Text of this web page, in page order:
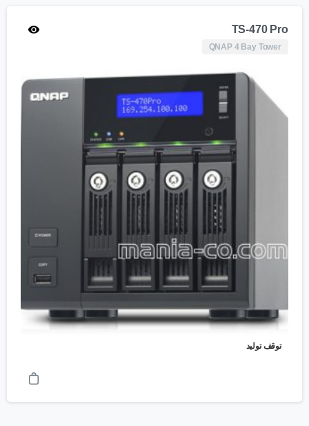
TS-470 Pro
QNAP 4 Bay Tower
توقف تولید